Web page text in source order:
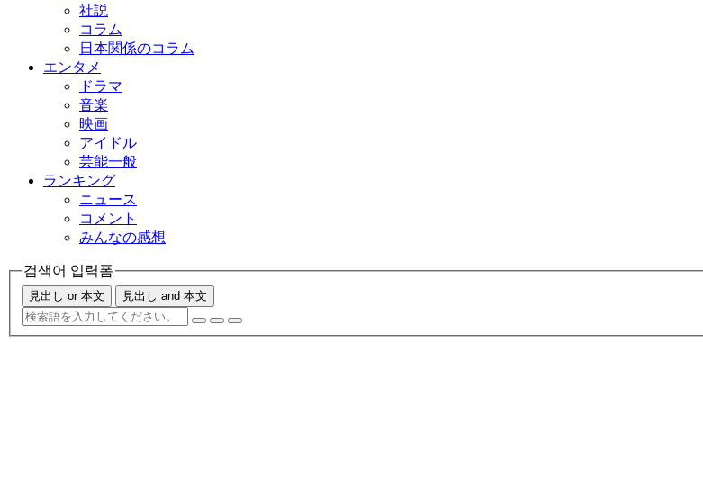
社説
コラム
日本関係のコラム
エンタメ
ドラマ
音楽
映画
アイドル
芸能一般
ランキング
ニュース
コメント
みんなの感想
검색어 입력폼
見出し or 本文 見出し and 本文